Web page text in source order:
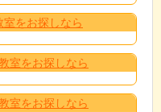
をお探しなら
室をお探しなら
室をお探しなら